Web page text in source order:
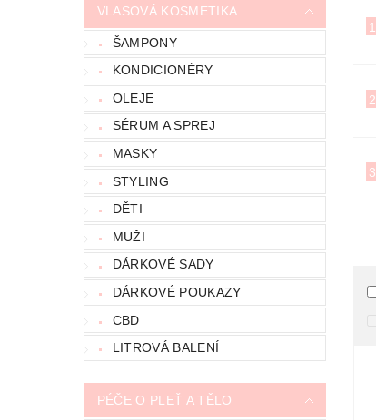
VLASOVÁ KOSMETIKA
ŠAMPONY
KONDICIONÉRY
OLEJE
SÉRUM A SPREJ
MASKY
STYLING
DĚTI
MUŽI
DÁRKOVÉ SADY
DÁRKOVÉ POUKAZY
CBD
LITROVÁ BALENÍ
PÉČE O PLEŤ A TĚLO
1.
2.
3.